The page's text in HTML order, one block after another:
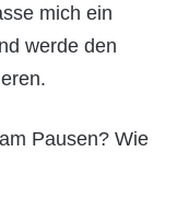
mich ein
werde den
Pausen? Wie